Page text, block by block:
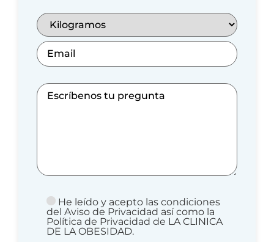
He leído y acepto las condiciones
del Aviso de Privacidad así como la
Política de Privacidad de LA CLINICA
DE LA OBESIDAD.